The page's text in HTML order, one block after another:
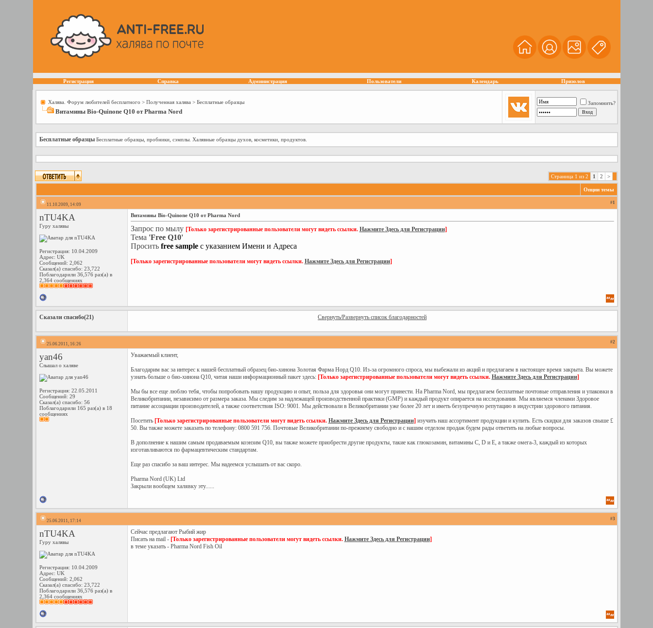
Регистрация Справка Администрация Пользователи Календарь Призолов
Халява. Форум любителей бесплатного > Полученная халява > Бесплатные образцы
Витамины Bio-Quinone Q10 от Pharma Nord
Запомнить?
Бесплатные образцы Бесплатные образцы, пробники, сэмплы. Халявные образцы духов, косметики, продуктов.
Страница 1 из 2 1 2 >
Опции темы
11.10.2009, 14:09 #1
nTU4KA
Гуру халявы
Регистрация: 10.04.2009
Адрес: UK
Сообщений: 2,062
Сказал(а) спасибо: 23,722
Поблагодарили 36,576 раз(а) в
2,364 сообщениях
Витамины Bio-Quinone Q10 от Pharma Nord
Запрос по мылу [Только зарегистрированные пользователи могут видеть ссылки. Нажмите Здесь для Регистрации]
Тема 'Free Q10'
Проситьfree sampleс указанием Имени и Адреса
[Только зарегистрированные пользователи могут видеть ссылки. Нажмите Здесь для Регистрации]
Сказали спасибо(21) Свернуть/Развернуть список благодарностей
25.06.2011, 16:26 #2
yan46
Слышал о халяве
Регистрация: 22.05.2011
Сообщений: 29
Сказал(а) спасибо: 56
Поблагодарили 165 раз(а) в 18
сообщениях
Уважаемый клиент,
Благодарим вас за интерес к нашей бесплатный образец био-хинона Золотая Фарма Норд Q10. Из-за огромного спроса, мы выбежали из акций и предлагаем в настоящее время закрыта. Вы можете
узнать больше о био-хинона Q10, читая наши информационный пакет здесь: [Только зарегистрированные пользователи могут видеть ссылки. Нажмите Здесь для Регистрации]
Мы бы все еще люблю тебя, чтобы попробовать нашу продукцию и опыт, польза для здоровья они могут принести. На Pharma Nord, мы предлагаем бесплатные почтовые отправления и упаковки в
Великобритании, независимо от размера заказа. Мы следим за надлежащей производственной практики (GMP) и каждый продукт опирается на исследования. Мы являемся членами Здоровое
питание ассоциации производителей, а также соответствия ISO: 9001. Мы действовали в Великобритании уже более 20 лет и иметь безупречную репутацию в индустрии здорового питания.
Посетить [Только зарегистрированные пользователи могут видеть ссылки. Нажмите Здесь для Регистрации] изучить наш ассортимент продукции и купить. Есть скидки для заказов свыше £
50. Вы также можете заказать по телефону: 0800 591 756. Почтовые Великобритании по-прежнему свободно и с нашим отделом продаж будем рады ответить на любые вопросы.
В дополнение к нашим самым продаваемым коэнзим Q10, вы также можете приобрести другие продукты, такие как глюкозамин, витамины С, D и Е, а также омега-3, каждый из которых
изготавливаются по фармацевтическим стандартам.
Еще раз спасибо за ваш интерес. Мы надеемся услышать от вас скоро.
Pharma Nord (UK) Ltd
Закрыли вообщем халявку эту......
25.06.2011, 17:14 #3
nTU4KA
Гуру халявы
Регистрация: 10.04.2009
Адрес: UK
Сообщений: 2,062
Сказал(а) спасибо: 23,722
Поблагодарили 36,576 раз(а) в
2,364 сообщениях
Сейчас предлагают Рыбий жир
Писать на mail - [Только зарегистрированные пользователи могут видеть ссылки. Нажмите Здесь для Регистрации]
в теме указать - Pharma Nord Fish Oil